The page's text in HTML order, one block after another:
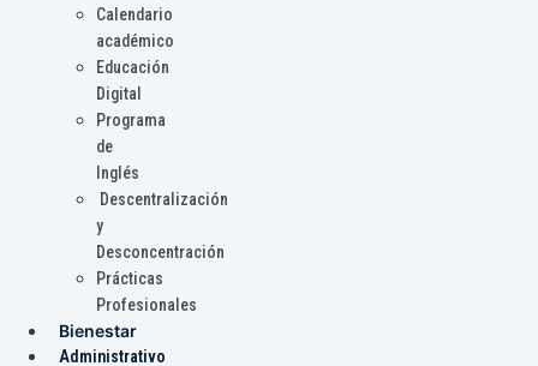
Calendario
académico
Educación
Digital
Programa
de
Inglés
Descentralización
y
Desconcentración
Prácticas
Profesionales
Bienestar
Administrativo